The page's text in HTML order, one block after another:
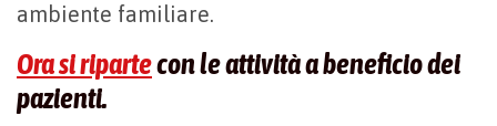
ambiente familiare.
Ora si ripartecon le attività a beneficio dei
pazienti.